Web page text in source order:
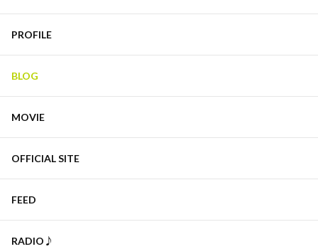
PROFILE
BLOG
MOVIE
OFFICIAL SITE
FEED
RADIO♪